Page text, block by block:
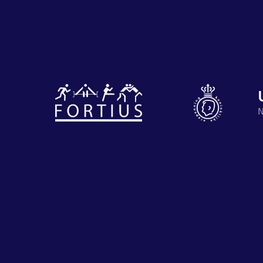
Diverse
disciplines
onder één
Motiveer
en anderen